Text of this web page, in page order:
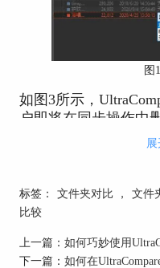
图
如图3所示，
户即将在同步操作中
件将无法恢复。用户
续”，开始制定的同步
标签： 文件夹对比 ， 文件
比较
上一篇： 如何巧妙使用
下一篇： 如何在